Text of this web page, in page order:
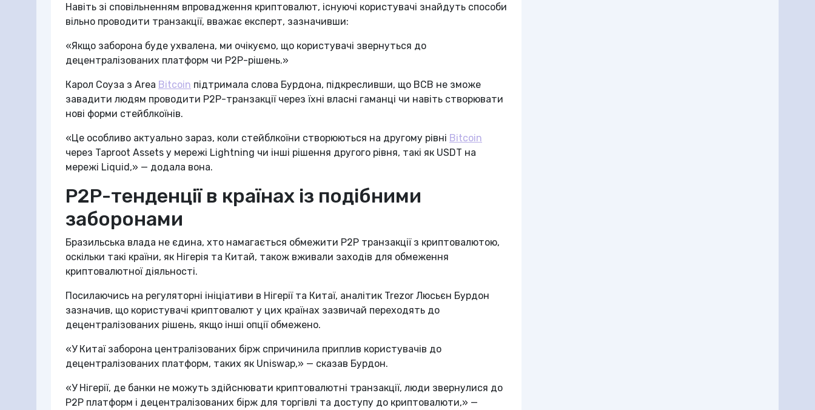
Навіть зі сповільненням впровадження криптовалют, існуючі користувачі знайдуть способи
вільно проводити транзакції, вважає експерт, зазначивши:
«Якщо заборона буде ухвалена, ми очікуємо, що користувачі звернуться до
децентралізованих платформ чи P2P-рішень.»
Карол Соуза з Area Bitcoin підтримала слова Бурдона, підкресливши, що BCB не зможе
завадити людям проводити P2P-транзакції через їхні власні гаманці чи навіть створювати
нові форми стейблкоїнів.
«Це особливо актуально зараз, коли стейблкоїни створюються на другому рівні Bitcoin
через Taproot Assets у мережі Lightning чи інші рішення другого рівня, такі як USDT на
мережі Liquid,» — додала вона.
P2P-тенденції в країнах із подібними
заборонами
Бразильська влада не єдина, хто намагається обмежити P2P транзакції з криптовалютою,
оскільки такі країни, як Нігерія та Китай, також вживали заходів для обмеження
криптовалютної діяльності.
Посилаючись на регуляторні ініціативи в Нігерії та Китаї, аналітик Trezor Люсьєн Бурдон
зазначив, що користувачі криптовалют у цих країнах зазвичай переходять до
децентралізованих рішень, якщо інші опції обмежено.
«У Китаї заборона централізованих бірж спричинила приплив користувачів до
децентралізованих платформ, таких як Uniswap,» — сказав Бурдон.
«У Нігерії, де банки не можуть здійснювати криптовалютні транзакції, люди звернулися до
P2P платформ і децентралізованих бірж для торгівлі та доступу до криптовалюти,» —